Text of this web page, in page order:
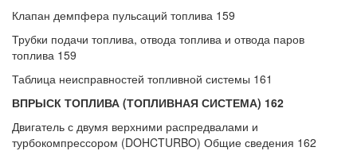
Клапан демпфера пульсаций топлива 159
Трубки подачи топлива, отвода топлива и отвода паров
топлива 159
Таблица неисправностей топливной системы 161
ВПРЫСК ТОПЛИВА (ТОПЛИВНАЯ СИСТЕМА) 162
Двигатель с двумя верхними распредвалами и
турбокомпрессором (DOHCTURBO) Общие сведения 162